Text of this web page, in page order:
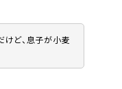
けど、息子が小麦